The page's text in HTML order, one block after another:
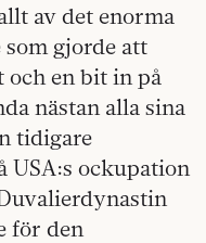
av det enorma
gjorde att
en bit in på
nästan alla sina
tidigare
USA:s ockupation
för den